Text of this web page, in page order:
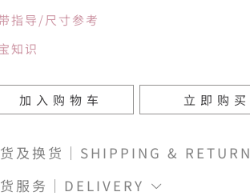
指导/尺寸参考
知识
加入购物车 立即购买
及换货｜SHIPPING & RETURN
服务｜DELIVERY